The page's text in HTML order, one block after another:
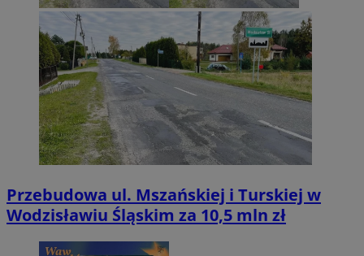
Przebudowa ul. Mszańskiej i Turskiej w
Wodzisławiu Śląskim za 10,5 mln zł